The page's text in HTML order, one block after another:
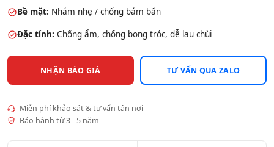
Bề mặt: Nhám nhẹ / chống bám bẩn
Đặc tính: Chống ẩm, chống bong tróc, dễ lau chùi
NHẬN BÁO GIÁ TƯ VẤN QUA ZALO
Miễn phí khảo sát & tư vấn tận nơi
Bảo hành từ 3 - 5 năm